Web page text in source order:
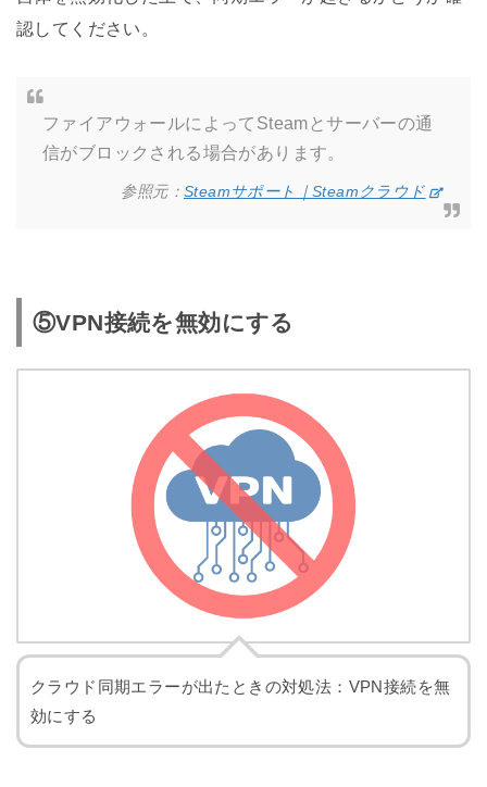
認してください。
ファイアウォールによってSteamとサーバーの通
信がブロックされる場合があります。
参照元： Steamサポート｜Steamクラウド
⑤VPN接続を無効にする
クラウド同期エラーが出たときの対処法：VPN接続を無
効にする